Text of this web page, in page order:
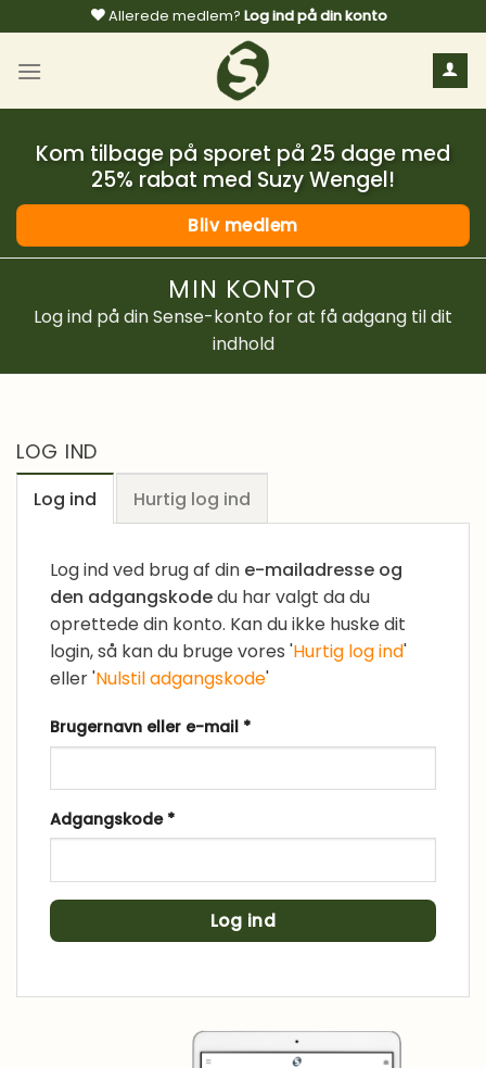
til
indhold
Allerede medlem? Log ind på din konto
Kom tilbage på sporet på 25 dage med
25% rabat med Suzy Wengel!
Bliv medlem
MIN KONTO
Log ind på din Sense-konto for at få adgang til dit
indhold
LOG IND
Log ind Hurtig log ind
Log ind ved brug af din e-mailadresse og
den adgangskodedu har valgt da du
oprettede din konto. Kan du ikke huske dit
login, så kan du bruge vores 'Hurtig log ind'
eller 'Nulstil adgangskode'
Brugernavn eller e-mail *Påkrævet
Adgangskode *Påkrævet
Log ind